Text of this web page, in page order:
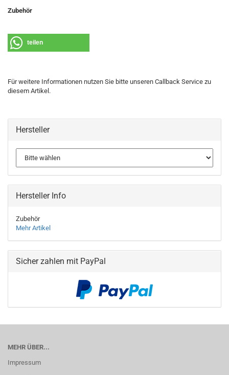
Zubehör
teilen
Für weitere Informationen nutzen Sie bitte unseren Callback Service zu
diesem Artikel.
Hersteller
Hersteller Info
Zubehör
Mehr Artikel
Sicher zahlen mit PayPal
MEHR ÜBER...
Impressum